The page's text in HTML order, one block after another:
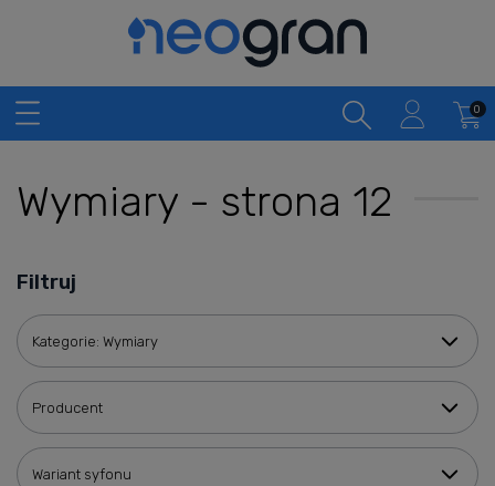
Wymiary - strona 12
Filtruj
Kategorie: Wymiary
Producent
Wariant syfonu